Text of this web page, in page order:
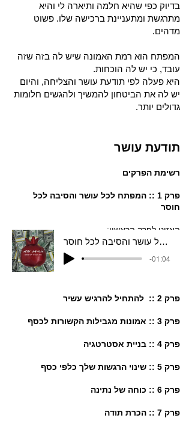
בדיוק כפי שהיא חלמה ותיארה לי והיא
מתרגשת ומתעניינת ברכישה שלו. פשוט
מדהים.
המפתח הוא רמת האמונה שיש לה בזה שזה
עובד, כי יש לה הוכחות.
היא פעלה לפי תודעת עושר והצליחה, והיום
יש לה את הביטחון להמשיך ולהגשים חלומות
גדולים יותר.
תודעת עושר
רשימת הפרקים
​פרק 1 :: המפתח לכל עושר והסיבה לכל
חוסר
האזינו לפרק הראשון:
פרק 2 :: להתחיל להרגיש עשיר
​פרק 3 :: אמונות מגבילות הקשורות לכסף
פרק 4 :: בניית אסטרטגיה
פרק 5 :: שינוי הרגשות שלך כלפי כסף
פרק 6 :: כוחה של נתינה
פרק 7 :: הכרת תודה
המפתח לכל עושר והסיבה לכל חוסר
-01:04